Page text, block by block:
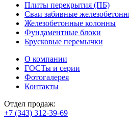
Плиты перекрытия (ПБ)
Сваи забивные
Железобетонные колонны
Фундаментные блоки
Брусковые перемычки
О компании
ГОСТы и серии
Фотогалерея
Контакты
Отдел продаж:
+7 (343) 312-39-69